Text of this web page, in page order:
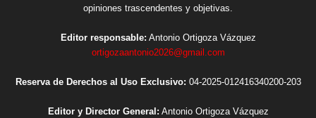
opiniones trascendentes y objetivas.
Editor responsable: Antonio Ortigoza Vázquez
ortigozaantonio2026@gmail.com
Reserva de Derechos al Uso Exclusivo: 04-2025-012416340200-203
Editor y Director General: Antonio Ortigoza Vázquez